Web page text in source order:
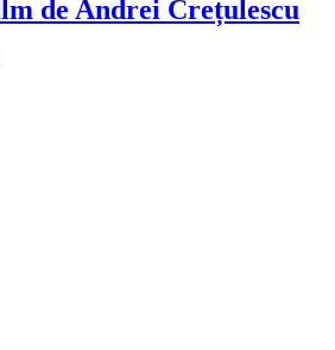
de Andrei Crețulescu